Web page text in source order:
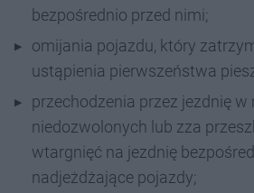
bezpośrednio przed nimi;
omijania pojazdu, który
ustąpienia pierwszeństwa
przechodzenia przez jezdnię w
niedozwolonych lub zza
wtargnięć na jezdnię
nadjeżdżające pojazdy;